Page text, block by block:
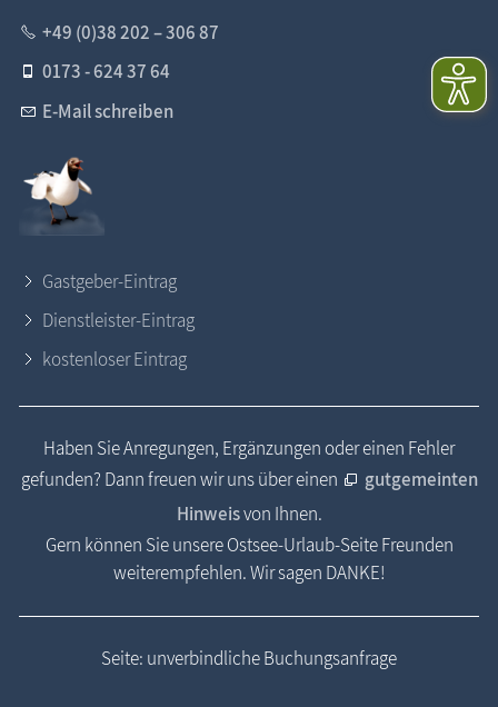
+49 (0)38 202 – 306 87
0173 - 624 37 64
E-Mail schreiben
Gastgeber-Eintrag
Dienstleister-Eintrag
kostenloser Eintrag
Haben Sie Anregungen, Ergänzungen oder einen Fehler
gefunden? Dann freuen wir uns über einen
gutgemeinten
Hinweisvon Ihnen.
Gern können Sie unsere Ostsee-Urlaub-Seite Freunden
weiterempfehlen. Wir sagen DANKE!
Seite: unverbindliche Buchungsanfrage